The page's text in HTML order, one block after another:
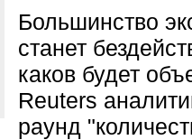
Большинство
станет
каков будет
Reuters
раунд